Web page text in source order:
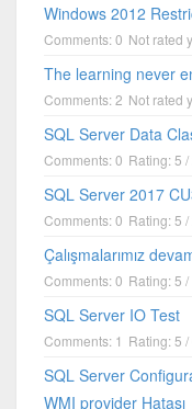
Windows 2012
Comments: 0 Not rated
The learning never
Comments: 2 Not rated
SQL Server Data
Comments: 0 Rating: 5 /
SQL Server 2017
Comments: 0 Rating: 5 /
Çalışmalarımız
Comments: 0 Rating: 5 /
SQL Server IO Test
Comments: 1 Rating: 5 /
SQL Server
WMI provider Hatası